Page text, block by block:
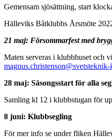
Gemensam sjösättning, start
Hälleviks Båtklubbs Årsmöte
21 maj: Försommarfest med
Maten serveras i klubbhuset och
magnus.christenson@svetsteknik-
28 maj: Säsongsstart för alla
Samling kl 12 i klubbstugan för
8 juni: Klubbsegling
För mer info se under fliken